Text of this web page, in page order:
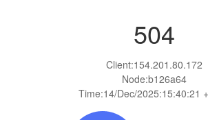
504
Client:154.201.80.172
Node:b126a64
Time:14/Dec/2025:15:40:21